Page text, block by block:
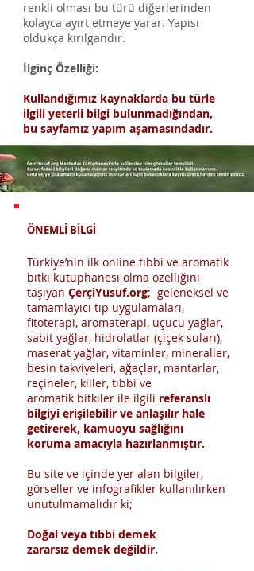
renkli olması bu türü diğerlerinden
kolayca ayırt etmeye yarar. Yapısı
oldukça kırılgandır.
İlginç Özelliği:
Kullandığımız kaynaklarda bu türle
ilgili yeterli bilgi bulunmadığından,
bu sayfamız yapım aşamasındadır.
ÖNEMLİ BİLGİ
Türkiye’nin ilk online tıbbi ve aromatik
bitki kütüphanesi olma özelliğini
taşıyan ÇerçiYusuf.org; geleneksel ve
tamamlayıcı tıp uygulamaları,
fitoterapi, aromaterapi, uçucu yağlar,
sabit yağlar, hidrolatlar (çiçek suları),
maserat yağlar, vitaminler, mineraller,
besin takviyeleri, ağaçlar, mantarlar,
reçineler, killer, tıbbi ve
aromatik bitkiler ile ilgili referanslı
bilgiyi erişilebilir ve anlaşılır hale
getirerek, kamuoyu sağlığını
koruma amacıyla hazırlanmıştır.
Bu site ve içinde yer alan bilgiler,
görseller ve infografikler kullanılırken
unutulmamalıdır ki;
Doğal veya tıbbi demek
zararsız demek değildir.